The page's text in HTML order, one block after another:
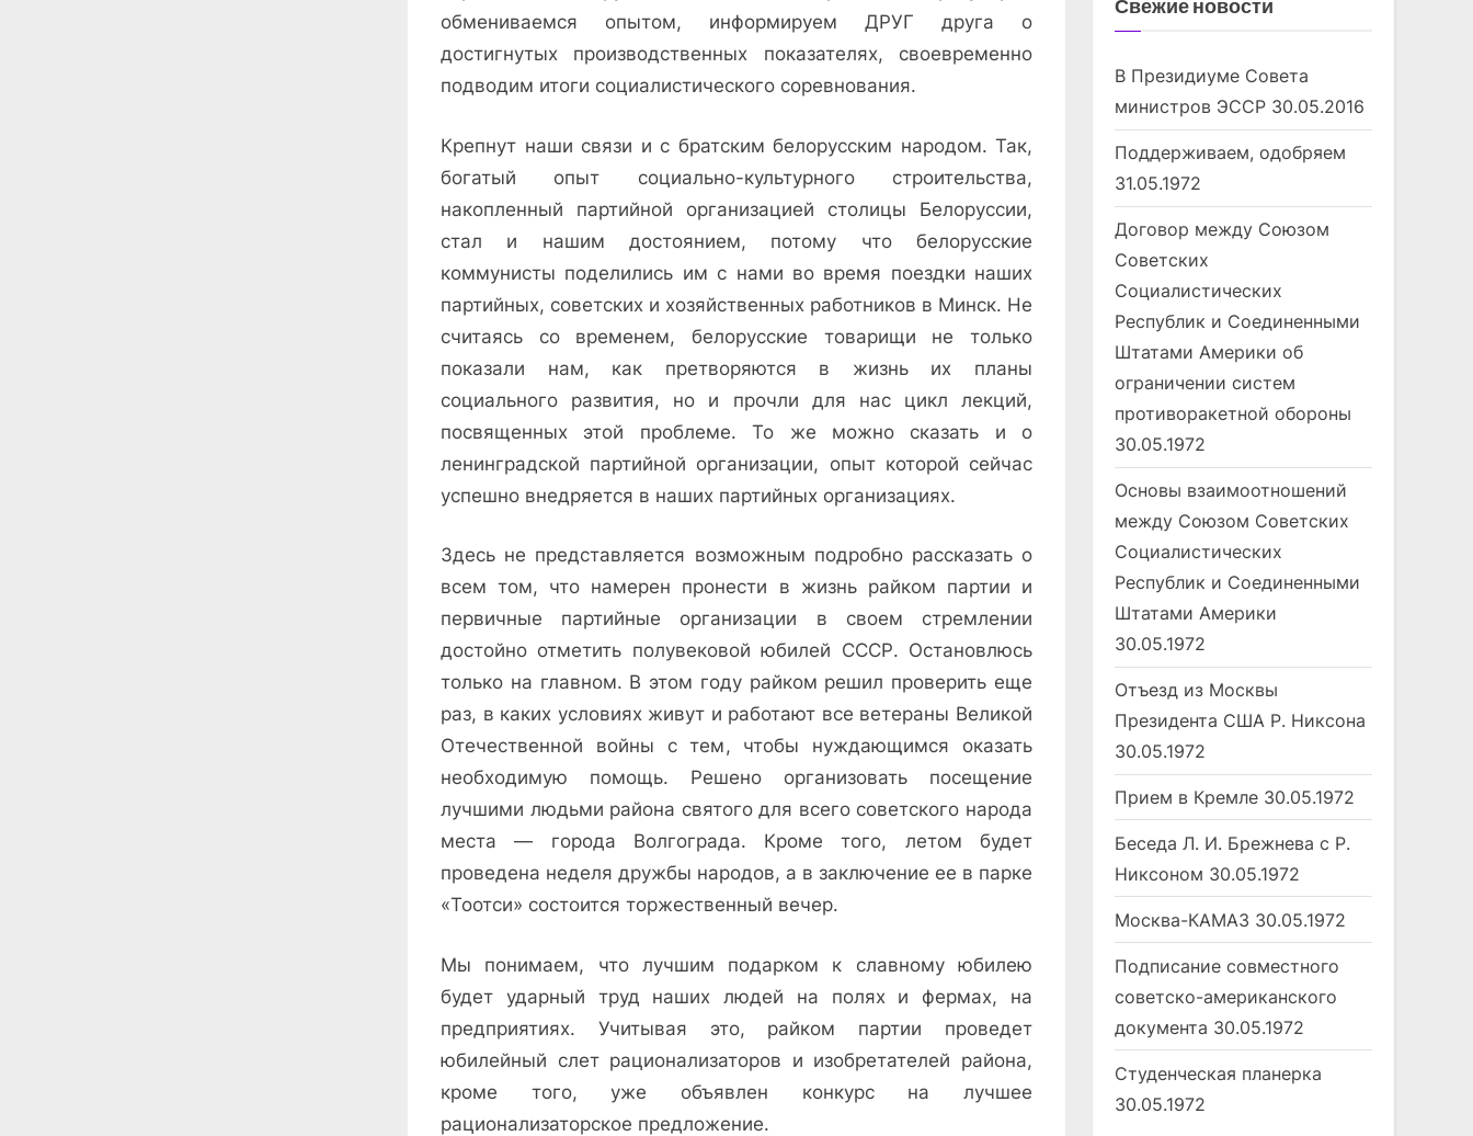
обмениваемся опытом, информируем ДРУГ друга о
достигнутых производственных показателях, своевременно
подводим итоги социалистического соревнования.
Крепнут наши связи и с братским белорусским народом. Так,
богатый опыт социально-культурного строительства,
накопленный партийной организацией столицы Белоруссии,
стал и нашим достоянием, потому что белорусские
коммунисты поделились им с нами во время поездки наших
партийных, советских и хозяйственных работников в Минск. Не
считаясь со временем, белорусские товарищи не только
показали нам, как претворяются в жизнь их планы
социального развития, но и прочли для нас цикл лекций,
посвященных этой проблеме. То же можно сказать и о
ленинградской партийной организации, опыт которой сейчас
успешно внедряется в наших партийных организациях.
Здесь не представляется возможным подробно рассказать о
всем том, что намерен пронести в жизнь райком партии и
первичные партийные организации в своем стремлении
достойно отметить полувековой юбилей СССР. Остановлюсь
только на главном. В этом году райком решил проверить еще
раз, в каких условиях живут и работают все ветераны Великой
Отечественной войны с тем, чтобы нуждающимся оказать
необходимую помощь. Решено организовать посещение
лучшими людьми района святого для всего советского народа
места — города Волгограда. Кроме того, летом будет
проведена неделя дружбы народов, а в заключение ее в парке
«Тоотси» состоится торжественный вечер.
Мы понимаем, что лучшим подарком к славному юбилею
будет ударный труд наших людей на полях и фермах, на
предприятиях. Учитывая это, райком партии проведет
юбилейный слет рационализаторов и изобретателей района,
кроме того, уже объявлен конкурс на лучшее
рационализаторское предложение.
Свежие новости
В Президиуме Совета
министров ЭССР 30.05.2016
Поддерживаем, одобряем
31.05.1972
Договор между Союзом
Советских
Социалистических
Республик и Соединенными
Штатами Америки об
ограничении систем
противоракетной обороны
30.05.1972
Основы взаимоотношений
между Союзом Советских
Социалистических
Республик и Соединенными
Штатами Америки
30.05.1972
Отъезд из Москвы
Президента США Р. Никсона
30.05.1972
Прием в Кремле 30.05.1972
Беседа Л. И. Брежнева с Р.
Никсоном 30.05.1972
Москва-КАМАЗ 30.05.1972
Подписание совместного
советско-американского
документа 30.05.1972
Студенческая планерка
30.05.1972